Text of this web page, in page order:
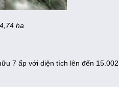
ha
7 ấp với diện tích lên đến 15.002